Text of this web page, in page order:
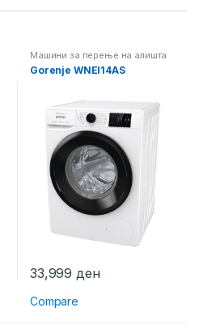
Машини за перење на алишта
Gorenje WNEI14AS
33,999ден
Compare